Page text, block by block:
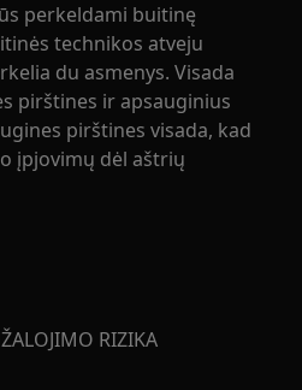
perkeldami buitinę
technikos atveju
du asmenys. Visada
pirštines ir apsauginius
pirštines visada, kad
įpjovimų dėl aštrių
RIZIKA